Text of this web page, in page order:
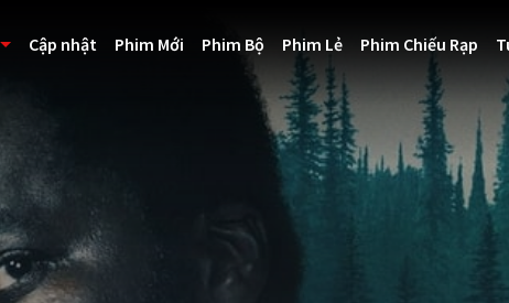
Cập nhật Phim Mới Phim Bộ Phim Lẻ Phim Chiếu Rạp